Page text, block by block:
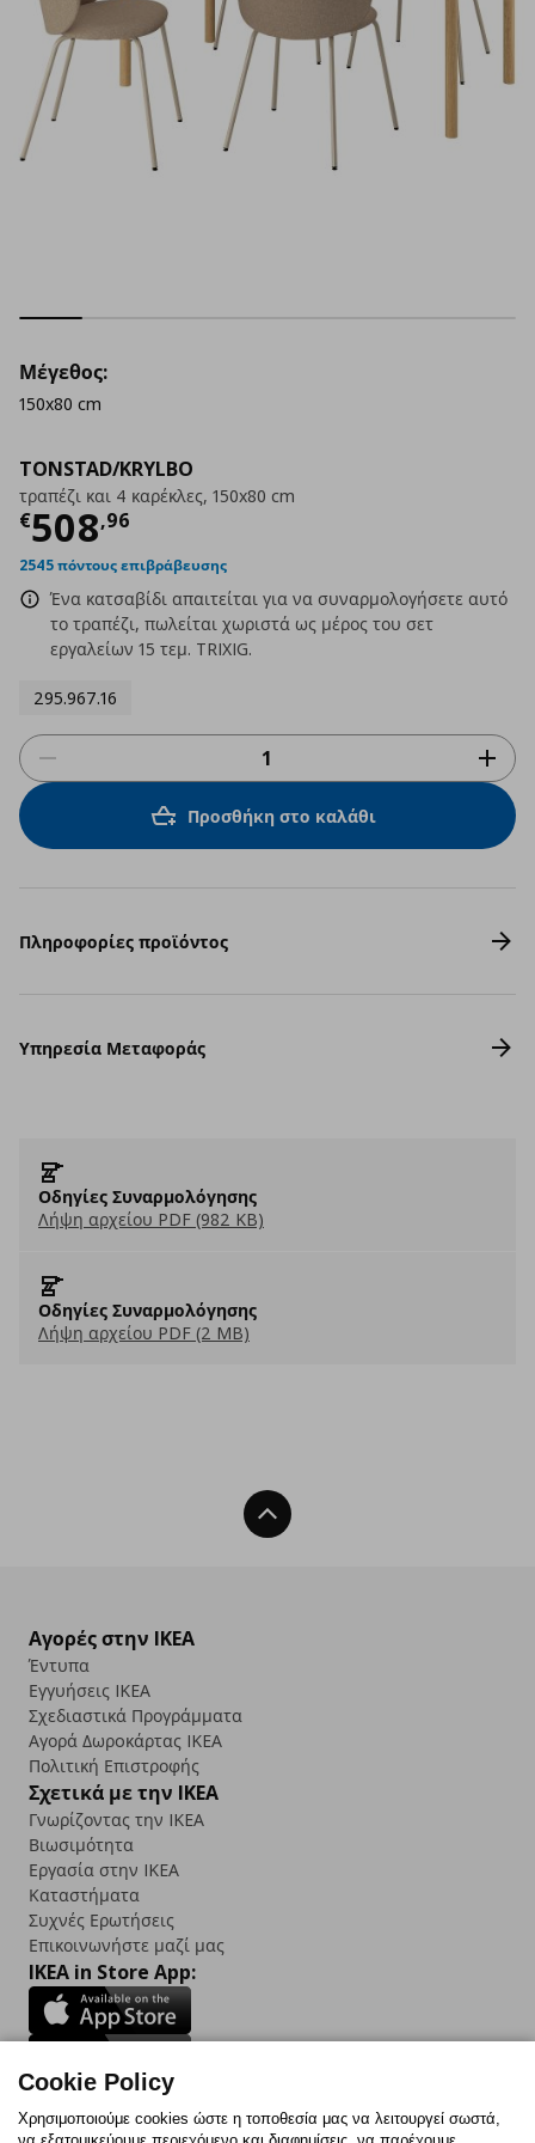
TONSTAD/KRYLBO
τραπέζι και 4 καρέκλες, 150x80 cm
€508,96
Τρέχουσα τιμή
2545 πόντους επιβράβευσης
Ένα κατσαβίδι απαιτείται για να συναρμολογήσετε αυτό
το τραπέζι, πωλείται χωριστά ως μέρος του σετ
εργαλείων 15 τεμ. TRIXIG.
295.967.16
Μέγεθος:
150x80 cm
Προσθήκη στο καλάθι
Πληροφορίες προϊόντος
Υπηρεσία Μεταφοράς
Οδηγίες Συναρμολόγησης
Λήψη αρχείου PDF (982 KB)
Οδηγίες Συναρμολόγησης
Λήψη αρχείου PDF (2 MB)
Back To Top
Αγορές στην IKEA
Έντυπα
Εγγυήσεις IKEA
Σχεδιαστικά Προγράμματα
Αγορά Δωρoκάρτας IKEA
Πολιτική Επιστροφής
Σχετικά με την IKEA
Γνωρίζοντας την IKEA
Βιωσιμότητα
Εργασία στην IKEA
Καταστήματα
Συχνές Ερωτήσεις
Επικοινωνήστε μαζί μας
IKEA in Store App:
Follow us:
Cookie Policy
Χρησιμοποιούμε cookies ώστε η τοποθεσία μας να λειτουργεί σωστά,